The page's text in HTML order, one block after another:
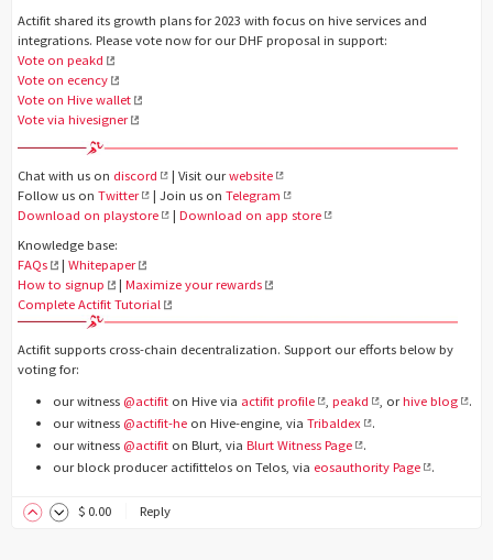
Actifit shared its growth plans for 2023 with focus on hive services and
integrations. Please vote now for our DHF proposal in support:
Vote on peakd
Vote on ecency
Vote on Hive wallet
Vote via hivesigner
Chat with us on discord | Visit ourwebsite
Follow us on Twitter | Join us onTelegram
Download on playstore
|Download on app store
Knowledge base:
FAQs
|Whitepaper
How to signup
|Maximize your rewards
Complete Actifit Tutorial
Actifit supports cross-chain decentralization. Support our efforts below by
voting for:
our witness @actifit on Hive via actifit profile ,peakd , orhive blog
.
our witness @actifit-he on Hive-engine, via Tribaldex
.
our witness @actifit on Blurt, via Blurt Witness Page
.
our block producer actifittelos on Telos, via eosauthority Page .
$ 0.00 Reply